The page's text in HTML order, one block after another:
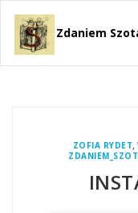
Zdaniem
ZOFIA RYDET,